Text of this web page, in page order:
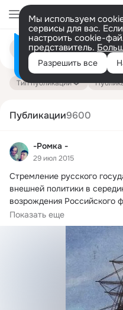
Мы используем
сервисы для вас.
настроить cookie-
представитель.
Разрешить все
Поиск
публикациям
Тип публикации
Публикации9600
-Ромка -
29 июл 2015
Стремление русского
внешней политики в
возрождения Российского
после смерти Петра I.
Показать еще
Информация о
на платформе —